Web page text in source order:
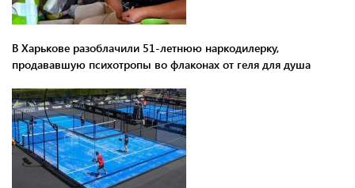
В Харькове разоблачили 51-летнюю наркодилерку,
продававшую психотропы во флаконах от геля для душа